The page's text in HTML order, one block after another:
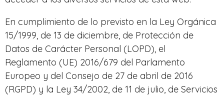
En cumplimiento de lo previsto en la Ley Orgánica
15/1999, de 13 de diciembre, de Protección de
Datos de Carácter Personal (LOPD), el
Reglamento (UE) 2016/679 del Parlamento
Europeo y del Consejo de 27 de abril de 2016
(RGPD) y la Ley 34/2002, de 11 de julio, de Servicios